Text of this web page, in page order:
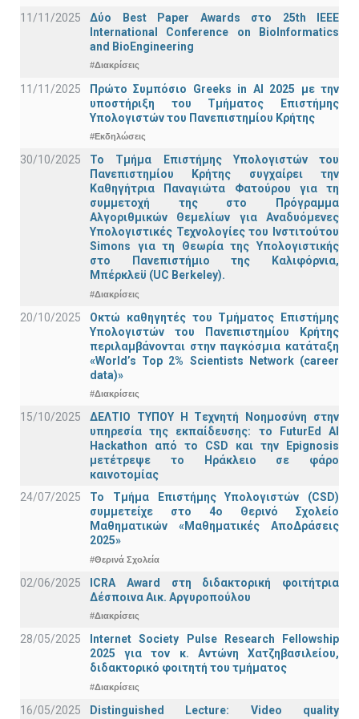
11/11/2025
Δύο Best Paper Awards στο 25th IEEE
International Conference on BioInformatics
and BioEngineering
#Διακρίσεις
11/11/2025
Πρώτο Συμπόσιο Greeks in AI 2025 με την
υποστήριξη του Τμήματος Επιστήμης
Υπολογιστών του Πανεπιστημίου Κρήτης
#Εκδηλώσεις
30/10/2025
Το Τμήμα Επιστήμης Υπολογιστών του
Πανεπιστημίου Κρήτης συγχαίρει την
Καθηγήτρια Παναγιώτα Φατούρου για τη
συμμετοχή της στο Πρόγραμμα
Αλγοριθμικών Θεμελίων για Αναδυόμενες
Υπολογιστικές Τεχνολογίες του Ινστιτούτου
Simons για τη Θεωρία της Υπολογιστικής
στο Πανεπιστήμιο της Καλιφόρνια,
Μπέρκλεϋ (UC Berkeley).
#Διακρίσεις
20/10/2025
Οκτώ καθηγητές του Τμήματος Επιστήμης
Υπολογιστών του Πανεπιστημίου Κρήτης
περιλαμβάνονται στην παγκόσμια κατάταξη
«World’s Top 2% Scientists Network (career
data)»
#Διακρίσεις
15/10/2025
ΔΕΛΤΙΟ ΤΥΠΟΥ H Tεχνητή Νοημοσύνη στην
υπηρεσία της εκπαίδευσης: το FuturEd AI
Hackathon από το CSD και την Epignosis
μετέτρεψε το Ηράκλειο σε φάρο
καινοτομίας
24/07/2025
Το Τμήμα Επιστήμης Υπολογιστών (CSD)
συμμετείχε στο 4ο Θερινό Σχολείο
Μαθηματικών «Μαθηματικές ΑποΔράσεις
2025»
#Θερινά Σχολεία
02/06/2025
ICRA Award στη διδακτορική φοιτήτρια
Δέσποινα Αικ. Αργυροπούλου
#Διακρίσεις
28/05/2025
Internet Society Pulse Research Fellowship
2025 για τον κ. Αντώνη Χατζηβασιλείου,
διδακτορικό φοιτητή του τμήματος
#Διακρίσεις
16/05/2025
Distinguished Lecture: Video quality